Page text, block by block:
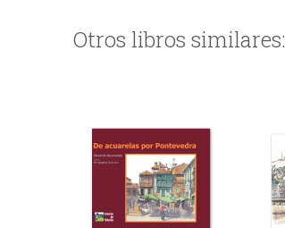
Otros libros similares: